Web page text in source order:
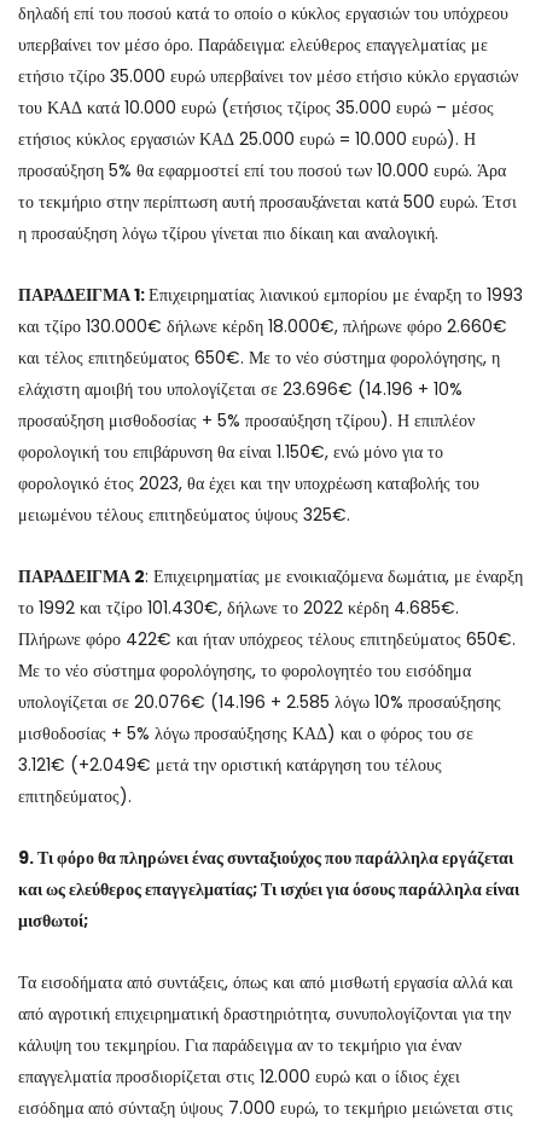
δηλαδή επί του ποσού κατά το οποίο ο κύκλος εργασιών του υπόχρεου
υπερβαίνει τον μέσο όρο. Παράδειγμα: ελεύθερος επαγγελματίας με
ετήσιο τζίρο 35.000 ευρώ υπερβαίνει τον μέσο ετήσιο κύκλο εργασιών
του ΚΑΔ κατά 10.000 ευρώ (ετήσιος τζίρος 35.000 ευρώ – μέσος
ετήσιος κύκλος εργασιών ΚΑΔ 25.000 ευρώ = 10.000 ευρώ). Η
προσαύξηση 5% θα εφαρμοστεί επί του ποσού των 10.000 ευρώ. Άρα
το τεκμήριο στην περίπτωση αυτή προσαυξάνεται κατά 500 ευρώ. Έτσι
η προσαύξηση λόγω τζίρου γίνεται πιο δίκαιη και αναλογική.
ΠΑΡΑΔΕΙΓΜΑ 1:Επιχειρηματίας λιανικού εμπορίου με έναρξη το 1993
και τζίρο 130.000€ δήλωνε κέρδη 18.000€, πλήρωνε φόρο 2.660€
και τέλος επιτηδεύματος 650€. Με το νέο σύστημα φορολόγησης, η
ελάχιστη αμοιβή του υπολογίζεται σε 23.696€ (14.196 + 10%
προσαύξηση μισθοδοσίας + 5% προσαύξηση τζίρου). Η επιπλέον
φορολογική του επιβάρυνση θα είναι 1.150€, ενώ μόνο για το
φορολογικό έτος 2023, θα έχει και την υποχρέωση καταβολής του
μειωμένου τέλους επιτηδεύματος ύψους 325€.
ΠΑΡΑΔΕΙΓΜΑ 2: Επιχειρηματίας με ενοικιαζόμενα δωμάτια, με έναρξη
το 1992 και τζίρο 101.430€, δήλωνε το 2022 κέρδη 4.685€.
Πλήρωνε φόρο 422€ και ήταν υπόχρεος τέλους επιτηδεύματος 650€.
Με το νέο σύστημα φορολόγησης, το φορολογητέο του εισόδημα
υπολογίζεται σε 20.076€ (14.196 + 2.585 λόγω 10% προσαύξησης
μισθοδοσίας + 5% λόγω προσαύξησης ΚΑΔ) και ο φόρος του σε
3.121€ (+2.049€ μετά την οριστική κατάργηση του τέλους
επιτηδεύματος).
9. Τι φόρο θα πληρώνει ένας συνταξιούχος που παράλληλα εργάζεται
και ως ελεύθερος επαγγελματίας; Τι ισχύει για όσους παράλληλα είναι
μισθωτοί;
Τα εισοδήματα από συντάξεις, όπως και από μισθωτή εργασία αλλά και
από αγροτική επιχειρηματική δραστηριότητα, συνυπολογίζονται για την
κάλυψη του τεκμηρίου. Για παράδειγμα αν το τεκμήριο για έναν
επαγγελματία προσδιορίζεται στις 12.000 ευρώ και ο ίδιος έχει
εισόδημα από σύνταξη ύψους 7.000 ευρώ, το τεκμήριο μειώνεται στις